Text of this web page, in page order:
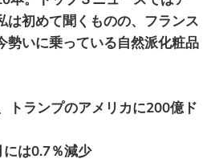
は初めて聞くものの、フランス
勢いに乗っている自然派化粧品
トランプのアメリカに200億ド
は0.7％減少